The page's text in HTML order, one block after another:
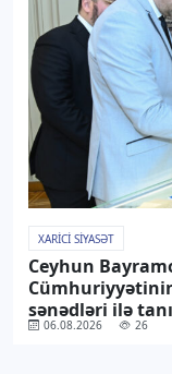
XARICI SIYASƏT
Ceyhun
sənədləri ilə
06.08.2026 26